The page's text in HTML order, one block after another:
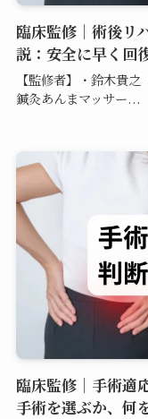
臨床監修｜術後リ
説：安全に早く回
【監修者】・鈴木貴
鍼灸あんまマッサー...
臨床監修｜手術適
手術を選ぶか、何